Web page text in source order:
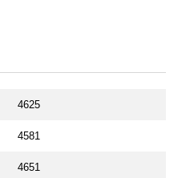
4625
4581
4651